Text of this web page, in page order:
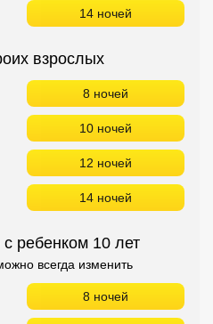
14 ночей
взрослых
8 ночей
10 ночей
12 ночей
14 ночей
ребенком 10 лет
всегда изменить
8 ночей